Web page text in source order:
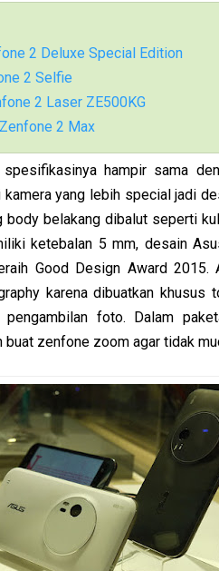
2 Deluxe Special Edition
2 Selfie
2 Laser ZE500KG
2 Max
hampir sama
yang lebih special jadi
body belakang dibalut seperti
ketebalan 5 mm, desain
Good Design Award
karena dibuatkan khusus
foto. Dalam
buat zenfone zoom agar tidak